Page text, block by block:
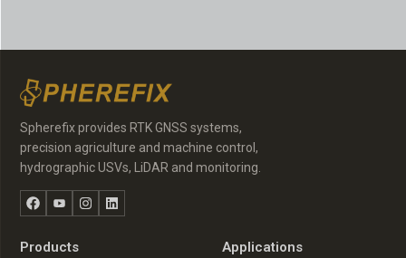
Spherefix provides RTK GNSS systems,
precision agriculture and machine control,
hydrographic USVs, LiDAR and monitoring.
FacebookYouTubeInstagram
LinkedIn
Products Applications